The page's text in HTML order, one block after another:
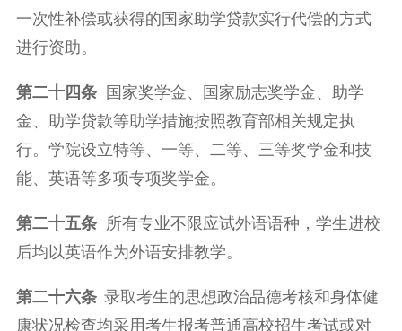
一次性补偿或获得的国家助学贷款实行代偿的方式
进行资助。
第二十四条国家奖学金、国家励志奖学金、助学
金、助学贷款等助学措施按照教育部相关规定执
行。学院设立特等、一等、二等、三等奖学金和技
能、英语等多项专项奖学金。
第二十五条所有专业不限应试外语语种，学生进校
后均以英语作为外语安排教学。
第二十六条 录取考生的思想政治品德考核和身体健
康状况检查均采用考生报考普通高校招生考试或对